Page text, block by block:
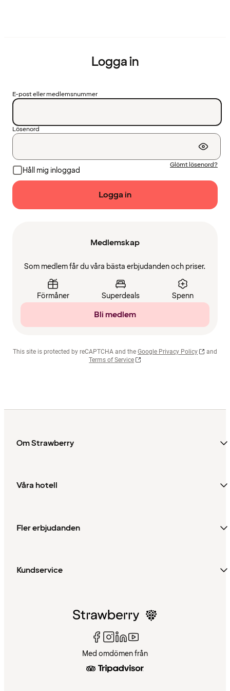
Logga in
E-post eller medlemsnummer
Lösenord
Håll mig inloggad
Glömt lösenord?
Logga in
Medlemskap
Som medlem får du våra bästa erbjudanden och priser.
Förmåner Superdeals Spenn
Bli medlem
This site is protected by reCAPTCHA and the Google Privacy Policy
and
Terms of Service
Om Strawberry
Våra hotell
Fler erbjudanden
Kundservice
Med omdömen från